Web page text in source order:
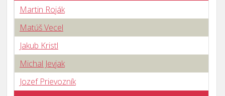
Martin Roják
Matúš Vecel
Jakub Kristl
Michal Jevjak
Jozef Prievozník